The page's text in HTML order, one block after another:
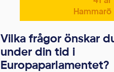
Hammarö
Vilka frågor önskar
under din tid i
Europaparlamentet?